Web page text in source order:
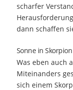
scharfer
dann schaffen
Sonne in
Was eben auch
Miteinanders
sich einem